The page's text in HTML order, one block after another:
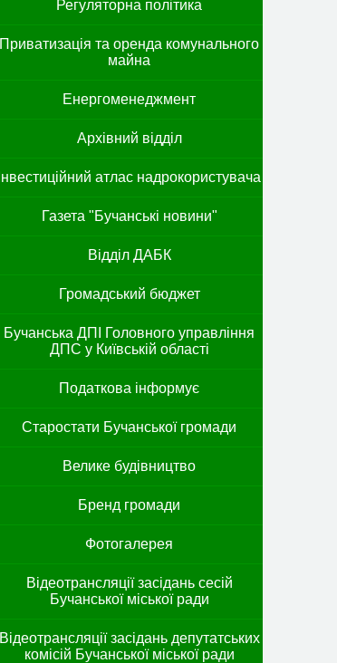
Регуляторна політика
Приватизація та оренда комунального
майна
Енергоменеджмент
Архівний відділ
Інвестиційний атлас надрокористувача
Газета "Бучанські новини"
Відділ ДАБК
Громадський бюджет
Бучанська ДПІ Головного управління
ДПС у Київській області
Податкова інформує
Старостати Бучанської громади
Велике будівництво
Бренд громади
Фотогалерея
Відеотрансляції засідань сесій
Бучанської міської ради
Відеотрансляції засідань депутатських
комісій Бучанської міської ради